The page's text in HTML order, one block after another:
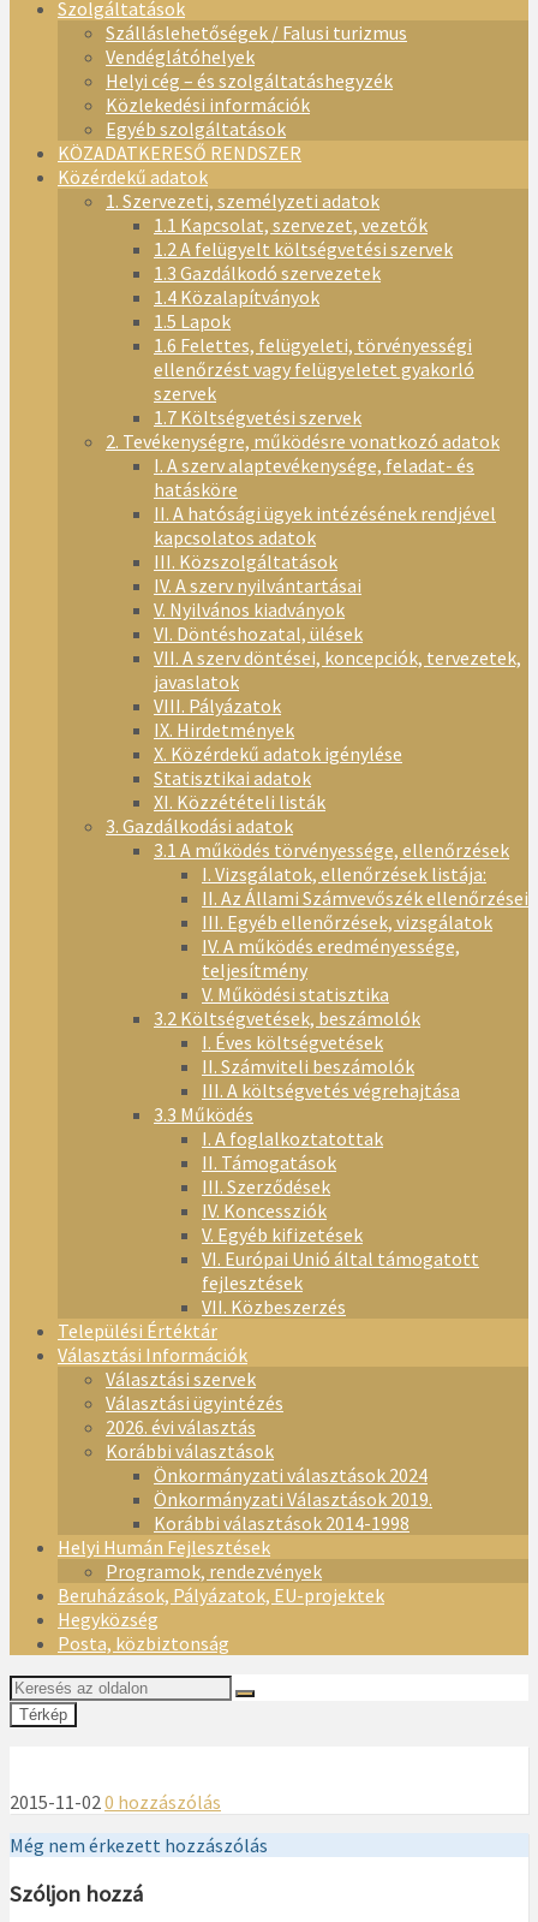
Szolgáltatások
Szálláslehetőségek / Falusi turizmus
Vendéglátóhelyek
Helyi cég – és szolgáltatáshegyzék
Közlekedési információk
Egyéb szolgáltatások
KÖZADATKERESŐ RENDSZER
Közérdekű adatok
1. Szervezeti, személyzeti adatok
1.1 Kapcsolat, szervezet, vezetők
1.2 A felügyelt költségvetési szervek
1.3 Gazdálkodó szervezetek
1.4 Közalapítványok
1.5 Lapok
1.6 Felettes, felügyeleti, törvényességi
ellenőrzést vagy felügyeletet gyakorló
szervek
1.7 Költségvetési szervek
2. Tevékenységre, működésre vonatkozó adatok
I. A szerv alaptevékenysége, feladat- és
hatásköre
II. A hatósági ügyek intézésének rendjével
kapcsolatos adatok
III. Közszolgáltatások
IV. A szerv nyilvántartásai
V. Nyilvános kiadványok
VI. Döntéshozatal, ülések
VII. A szerv döntései, koncepciók, tervezetek,
javaslatok
VIII. Pályázatok
IX. Hirdetmények
X. Közérdekű adatok igénylése
Statisztikai adatok
XI. Közzétételi listák
3. Gazdálkodási adatok
3.1 A működés törvényessége, ellenőrzések
I. Vizsgálatok, ellenőrzések listája:
II. Az Állami Számvevőszék ellenőrzései
III. Egyéb ellenőrzések, vizsgálatok
IV. A működés eredményessége,
teljesítmény
V. Működési statisztika
3.2 Költségvetések, beszámolók
I. Éves költségvetések
II. Számviteli beszámolók
III. A költségvetés végrehajtása
3.3 Működés
I. A foglalkoztatottak
II. Támogatások
III. Szerződések
IV. Koncessziók
V. Egyéb kifizetések
VI. Európai Unió által támogatott
fejlesztések
VII. Közbeszerzés
Települési Értéktár
Választási Információk
Választási szervek
Választási ügyintézés
2026. évi választás
Korábbi választások
Önkormányzati választások 2024
Önkormányzati Választások 2019.
Korábbi választások 2014-1998
Helyi Humán Fejlesztések
Programok, rendezvények
Beruházások, Pályázatok, EU-projektek
Hegyközség
Posta, közbiztonság
Térkép
2015-11-020 hozzászólás
Még nem érkezett hozzászólás
Szóljon hozzá